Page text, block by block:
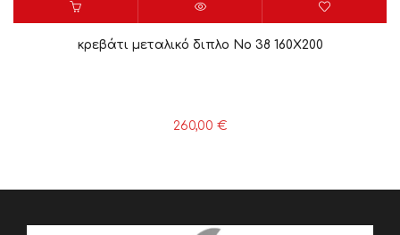
κρεβάτι μεταλικό διπλο Νο 38 160X200
260,00 €